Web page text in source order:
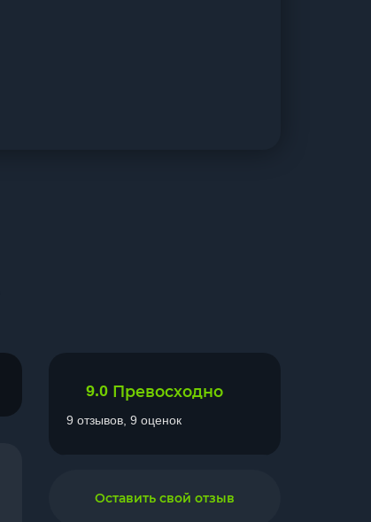
9.0 Превосходно
9 отзывов, 9 оценок
Оставить свой отзыв